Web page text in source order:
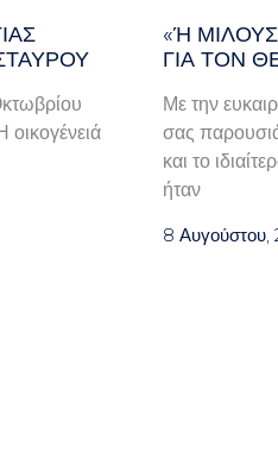
«Ή
Α ΤΟΝ
Με την
σας
και το
ήταν
8 Αυγούστου,